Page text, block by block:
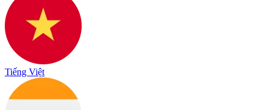
Tiếng Việt